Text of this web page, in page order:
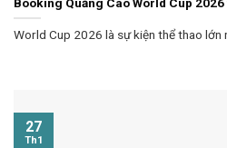
World Cup 2026 là sự kiện thể thao lớn
27
Th1